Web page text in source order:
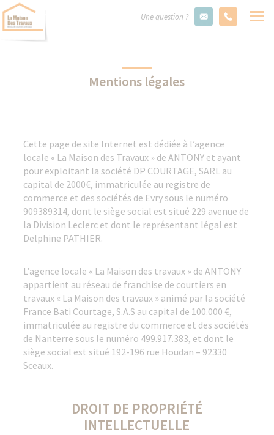
Une question ?
Mentions légales
Cette page de site Internet est dédiée à l’agence
locale « La Maison des Travaux » de ANTONY et ayant
pour exploitant la société DP COURTAGE, SARL au
capital de 2000€, immatriculée au registre de
commerce et des sociétés de Evry sous le numéro
909389314, dont le siège social est situé 229 avenue de
la Division Leclerc et dont le représentant légal est
Delphine PATHIER.
L’agence locale « La Maison des travaux » de ANTONY
appartient au réseau de franchise de courtiers en
travaux « La Maison des travaux » animé par la société
France Bati Courtage, S.A.S au capital de 100.000 €,
immatriculée au registre du commerce et des sociétés
de Nanterre sous le numéro 499.917.383, et dont le
siège social est situé 192-196 rue Houdan – 92330
Sceaux.
DROIT DE PROPRIÉTÉ
INTELLECTUELLE